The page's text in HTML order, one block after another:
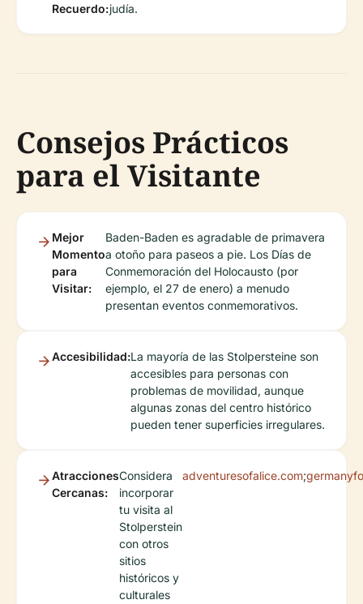
Recuerdo:judía.
Consejos Prácticos
para el Visitante
Mejor
Momento
para
Visitar:
Baden-Baden es agradable de primavera
a otoño para paseos a pie. Los Días de
Conmemoración del Holocausto (por
ejemplo, el 27 de enero) a menudo
presentan eventos conmemorativos.
Accesibilidad:La mayoría de las Stolpersteine son
accesibles para personas con
problemas de movilidad, aunque
algunas zonas del centro histórico
pueden tener superficies irregulares.
Atracciones
Cercanas:
Considera
incorporar
tu visita al
Stolperstein
con otros
sitios
históricos y
culturales
adventuresofalice.com;